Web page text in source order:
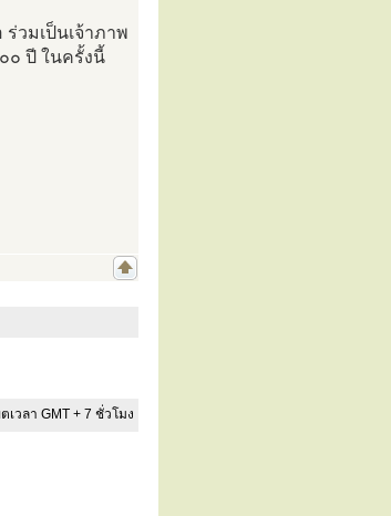
วมเป็นเจ้าภาพ
๐ ปี ในครั้งนี้
ตเวลา GMT + 7 ชั่วโมง